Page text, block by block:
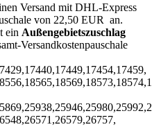
Versand mit DHL-Express
von 22,50 EUR an.
ein Außengebietszuschlag
Versandkostenpauschale